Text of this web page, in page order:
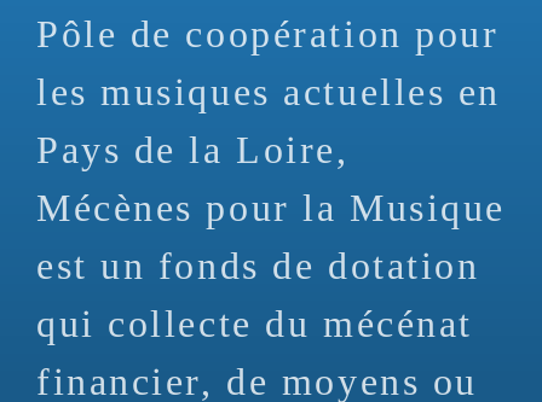
Pôle de coopération pour
les musiques actuelles en
Pays de la Loire,
Mécènes pour la Musique
est un fonds de dotation
qui collecte du mécénat
financier, de moyens ou